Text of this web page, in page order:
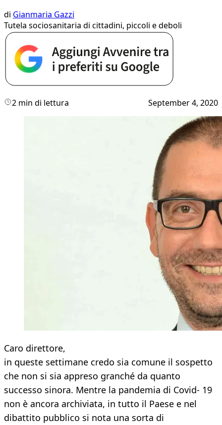
di Gianmaria Gazzi
Tutela sociosanitaria di cittadini, piccoli e deboli
2 min di lettura September 4, 2020
Caro direttore,
in queste settimane credo sia comune il sospetto
che non si sia appreso granché da quanto
successo sinora. Mentre la pandemia di Covid- 19
non è ancora archiviata, in tutto il Paese e nel
dibattito pubblico si nota una sorta di